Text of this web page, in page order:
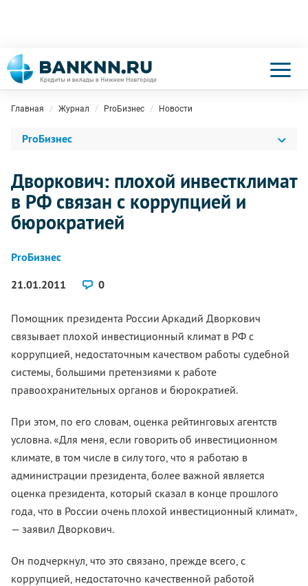
Главная Журнал ProБизнес Новости
ProБизнес
Дворкович: плохой инвестклимат
в РФ связан с коррупцией и
бюрократией
ProБизнес
21.01.2011
0
Помощник президента России Аркадий Дворкович
связывает плохой инвестиционный климат в РФ с
коррупцией, недостаточным качеством работы судебной
системы, большими претензиями к работе
правоохранительных органов и бюрократией.
При этом, по его словам, оценка рейтинговых агентств
условна. «Для меня, если говорить об инвестиционном
климате, в том числе в силу того, что я работаю в
администрации президента, более важной является
оценка президента, который сказал в конце прошлого
года, что в России очень плохой инвестиционный климат»,
— заявил Дворкович.
Он подчеркнул, что это связано, прежде всего, с
коррупцией, недостаточно качественной работой